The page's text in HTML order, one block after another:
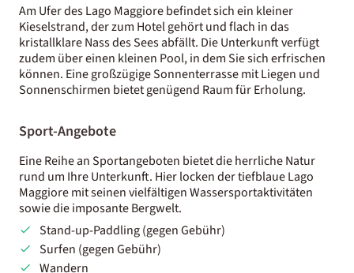
Am Ufer des Lago Maggiore befindet sich ein kleiner
Kieselstrand, der zum Hotel gehört und flach in das
kristallklare Nass des Sees abfällt. Die Unterkunft verfügt
zudem über einen kleinen Pool, in dem Sie sich erfrischen
können. Eine großzügige Sonnenterrasse mit Liegen und
Sonnenschirmen bietet genügend Raum für Erholung.
Sport-Angebote
Eine Reihe an Sportangeboten bietet die herrliche Natur
rund um Ihre Unterkunft. Hier locken der tiefblaue Lago
Maggiore mit seinen vielfältigen Wassersportaktivitäten
sowie die imposante Bergwelt.
Stand-up-Paddling (gegen Gebühr)
Surfen (gegen Gebühr)
Wandern